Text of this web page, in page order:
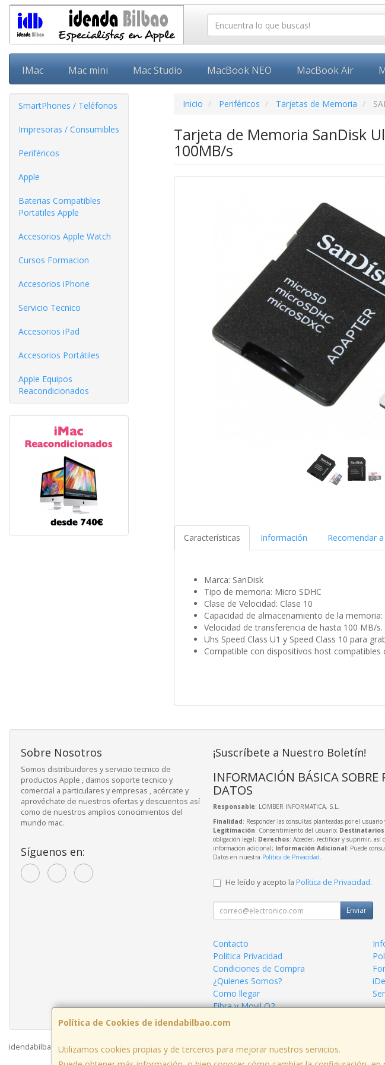
IMac Mac mini Mac Studio MacBook NEO MacBook Air
SmartPhones / Teléfonos
Impresoras / Consumibles
Periféricos
Apple
Baterias Compatibles
Portatiles Apple
Accesorios Apple Watch
Cursos Formacion
Accesorios iPhone
Servicio Tecnico
Accesorios iPad
Accesorios Portátiles
Apple Equipos
Reacondicionados
Inicio Periféricos Tarjetas de Memoria
Tarjeta de Memoria SanDisk
100MB/s
Características Información Recomendar
Marca: SanDisk
Tipo de memoria: Micro SDHC
Clase de Velocidad: Clase 10
Capacidad de almacenamiento de la memoria:
Velocidad de transferencia de hasta 100 MB/s.
Uhs Speed Class U1 y Speed Class 10 para
Compatible con dispositivos host compatibles
Política de Cookies de idendabilbao.com
Utilizamos cookies propias y de terceros para mejorar nuestros servicios.
Sobre Nosotros
Somos distribuidores y servicio tecnico de
productos Apple , damos soporte tecnico y
comercial a particulares y empresas , acércate y
aprovéchate de nuestros ofertas y descuentos así
como de nuestros amplios conocimientos del
mundo mac.
Síguenos en:
¡Suscríbete a Nuestro Boletín!
INFORMACIÓN BÁSICA SOBRE
DATOS
Responsable: LOMBER INFORMATICA, S.L.
Finalidad: Responder las consultas planteadas por el
Legitimación: Consentimiento del usuario; Destinatarios
obligación legal; Derechos: Acceder, rectificar y suprimir, así
información adicional; Información Adicional: Puede
Datos en nuestra Política de Privacidad.
He leído y acepto la Política de Privacidad.
Enviar
Contacto
Política Privacidad
Condiciones de Compra
¿Quienes Somos?
Como llegar
Fibra y Movil O2
idendabilbao.com © 2026